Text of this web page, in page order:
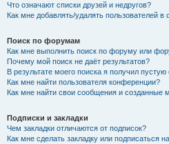
Что означают списки друзей и недругов?
Как мне добавлять/удалять пользователей в
Поиск по форумам
Как мне выполнить поиск по форуму или
Почему мой поиск не даёт результатов?
В результате моего поиска я получил пустую
Как мне найти пользователя конференции?
Как мне найти свои сообщения и созданные
Подписки и закладки
Чем закладки отличаются от подписок?
Как мне сделать закладку или подписаться